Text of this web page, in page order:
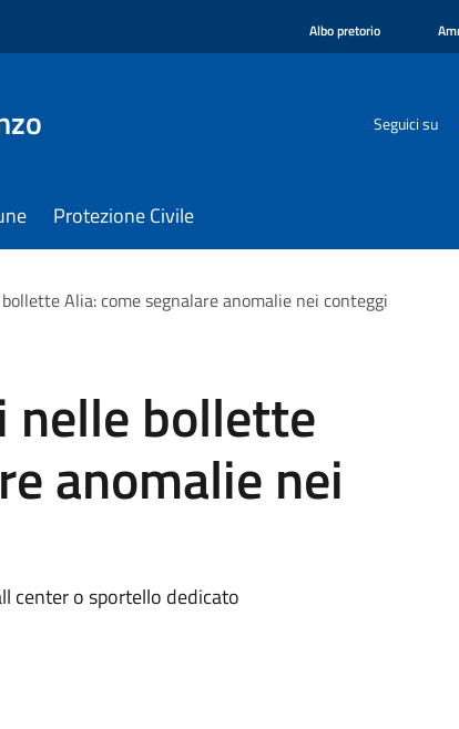
Albo pretorio
Seguici su
Protezione Civile
Alia: come segnalare anomalie nei conteggi
nelle bollette
anomalie nei
center o sportello dedicato